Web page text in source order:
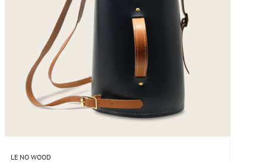
LE NO WOOD